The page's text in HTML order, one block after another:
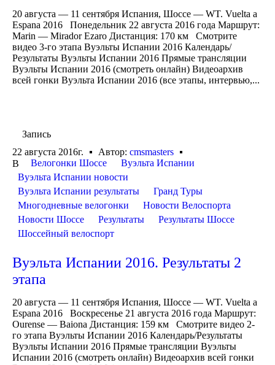
20 августа — 11 сентября Испания, Шоссе — WT. Vuelta a
Espana 2016 Понедельник 22 августа 2016 года Маршрут:
Marin — Mirador Ezaro Дистанция: 170 км Смотрите
видео 3-го этапа Вуэльты Испании 2016 Календарь/
Результаты Вуэльты Испании 2016 Прямые трансляции
Вуэльты Испании 2016 (смотреть онлайн) Видеоархив
всей гонки Вуэльта Испании 2016 (все этапы, интервью,...
Запись
22 августа 2016г.
Автор: cmsmasters
В
Велогонки Шоссе
Вуэльта Испании
Вуэльта Испании новости
Вуэльта Испании результаты
Гранд Туры
Многодневные велогонки
Новости Велоспорта
Новости Шоссе
Результаты
Результаты Шоссе
Шоссейный велоспорт
Вуэльта Испании 2016. Результаты 2
этапа
20 августа — 11 сентября Испания, Шоссе — WT. Vuelta a
Espana 2016 Воскресенье 21 августа 2016 года Маршрут:
Ourense — Baiona Дистанция: 159 км Смотрите видео 2-
го этапа Вуэльты Испании 2016 Календарь/Результаты
Вуэльты Испании 2016 Прямые трансляции Вуэльты
Испании 2016 (смотреть онлайн) Видеоархив всей гонки